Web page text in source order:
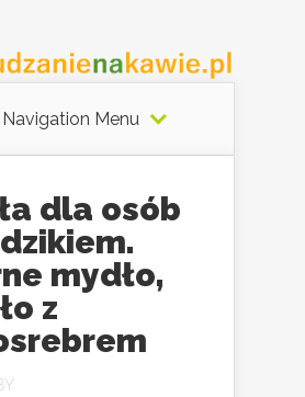
Navigation Menu
dla osób
mydło,
z